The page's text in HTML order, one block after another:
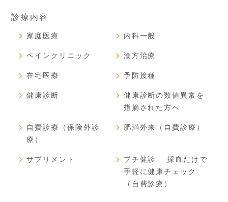
診療内容
家庭医療 内科一般
ペインクリニック 漢方治療
在宅医療 予防接種
健康診断
健康診断の数値異常を
指摘された方へ
自費診療（保険外診
療）
肥満外来（自費診療）
サプリメント
プチ健診 – 採血だけで
手軽に健康チェック
（自費診療）